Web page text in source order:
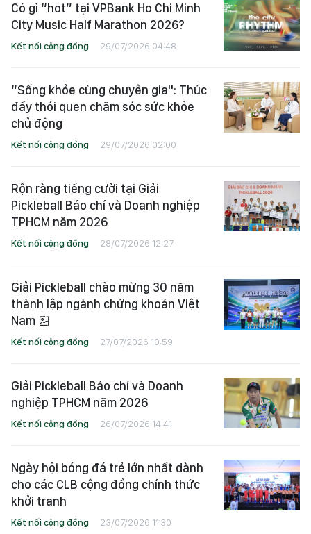
Có gì “hot” tại VPBank Ho Chi Minh
City Music Half Marathon 2026?
Kết nối cộng đồng 29/07/2026 04:48
“Sống khỏe cùng chuyên gia": Thúc
đẩy thói quen chăm sóc sức khỏe
chủ động
Kết nối cộng đồng 29/07/2026 02:00
Rộn ràng tiếng cười tại Giải
Pickleball Báo chí và Doanh nghiệp
TPHCM năm 2026
Kết nối cộng đồng 28/07/2026 12:27
Giải Pickleball chào mừng 30 năm
thành lập ngành chứng khoán Việt
Nam
Kết nối cộng đồng 27/07/2026 10:59
Giải Pickleball Báo chí và Doanh
nghiệp TPHCM năm 2026
Kết nối cộng đồng 26/07/2026 14:41
Ngày hội bóng đá trẻ lớn nhất dành
cho các CLB cộng đồng chính thức
khởi tranh
Kết nối cộng đồng 23/07/2026 11:30